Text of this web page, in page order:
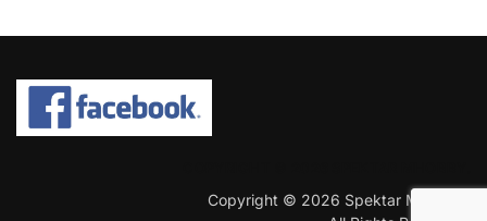
Copyright © 2026 Spektar MHobby.